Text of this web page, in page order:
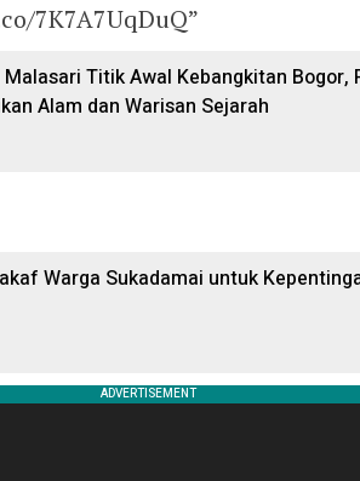
7K7A7UqDuQ”
Titik Awal Kebangkitan Bogor,
Alam dan Warisan Sejarah
Warga Sukadamai untuk